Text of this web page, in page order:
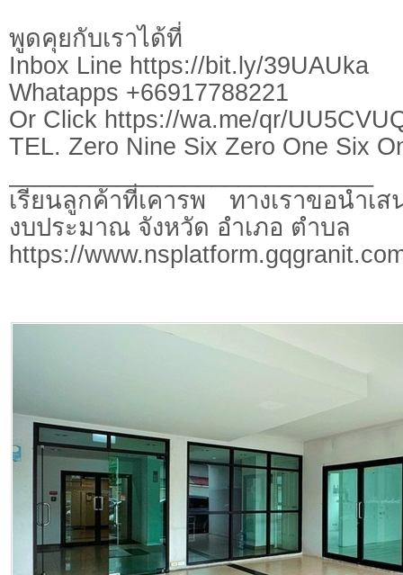
พูดคุยกับเราได้ที่
Inbox Line https://bit.ly/39UAUka
Whatapps +66917788221
Or Click https://wa.me/qr/
TEL. Zero Nine Six Zero One Six
เรียนลูกค้าที่เคารพ ทางเราขอนำเ
งบประมาณ จังหวัด อำเภอ ตำบล
https://